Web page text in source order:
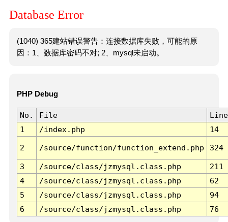
Database Error
(1040) 365建站错误警告：连接数据库失败，可能的原
因：1、数据库密码不对; 2、mysql未启动。
PHP Debug
No. File
Line
1
/index.php 14
2 /source/function/function_extend.php 324
3 /source/class/jzmysql.class.php
211
4
/source/class/jzmysql.class.php
62
5
/source/class/jzmysql.class.php
94
6
/source/class/jzmysql.class.php 76